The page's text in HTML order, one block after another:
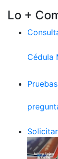
Lo +
Cédula